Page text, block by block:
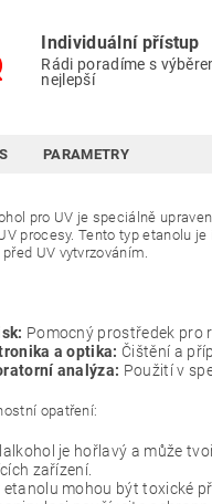
Individuální přístup
Rádi poradíme s
nejlepší
PARAMETRY
pro UV je speciálně
procesy. Tento typ etanolu
UV vytvrzováním.
Pomocný prostředek pro
a optika: Čištění a
analýza: Použití v
opatření:
je hořlavý a může
zařízení.
etanolu mohou být toxické